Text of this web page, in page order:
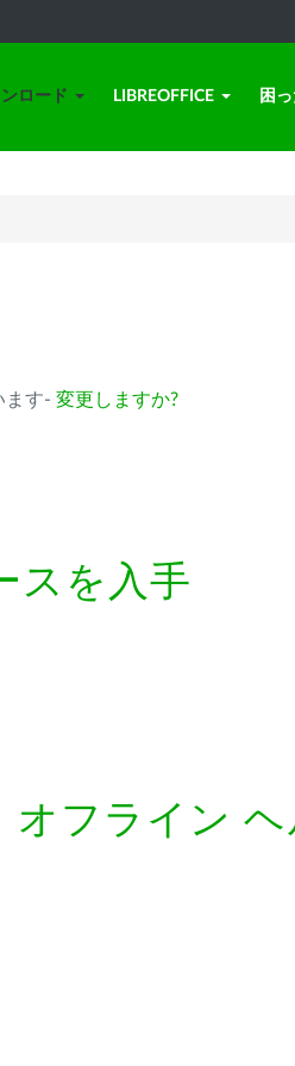
ロード LIBREOFFICE 困
ます- 変更しますか?
スを入手
オフライン ヘ